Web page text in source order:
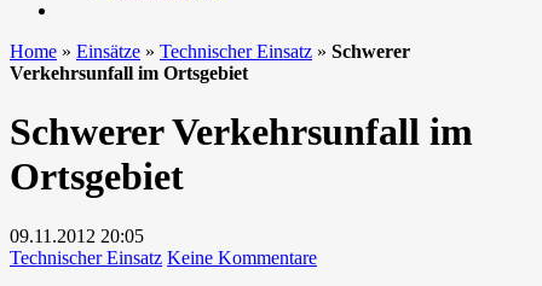
Home » Einsätze » Technischer Einsatz » Schwerer
Verkehrsunfall im Ortsgebiet
Schwerer Verkehrsunfall im
Ortsgebiet
09.11.2012 20:05
Technischer Einsatz Keine Kommentarezu